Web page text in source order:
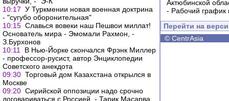
10:17 У Туркмении новая военная доктрина
- "сугубо оборонительная"
10:15 Славься вовеки наш Пешвои миллат!
Основатель мира - Эмомали Рахмон, -
З.Бурхонов
10:11
В Нью-Йорке скончался Фрэнк Миллер
- профессор-русист, автор Энциклопедии
Советского анекдота
09:30 Торговый дом Казахстана открылся в
Москве
09:20 Сирийской оппозиции надо срочно
договариваться с Россией, - Тарик Масарва
Актюбинской
- Рабочий график
Перейти на
© CentrAsia